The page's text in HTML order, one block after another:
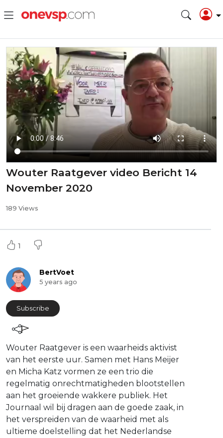
Wouter Raatgever video Bericht 14
November 2020
189 Views
1
BertVoet
5 years ago
Subscribe
Wouter Raatgever is een waarheids aktivist
van het eerste uur. Samen met Hans Meijer
en Micha Katz vormen ze een trio die
regelmatig onrechtmatigheden blootstellen
aan het groeiende wakkere publiek. Het
Journaal wil bij dragen aan de goede zaak, in
het verspreiden van de waarheid met als
ultieme doelstelling dat het Nederlandse